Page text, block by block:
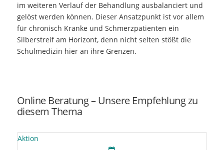
im weiteren Verlauf der Behandlung ausbalanciert und
gelöst werden können. Dieser Ansatzpunkt ist vor allem
für chronisch Kranke und Schmerzpatienten ein
Silberstreif am Horizont, denn nicht selten stößt die
Schulmedizin hier an ihre Grenzen.
Online Beratung – Unsere Empfehlung zu
diesem Thema
Aktion